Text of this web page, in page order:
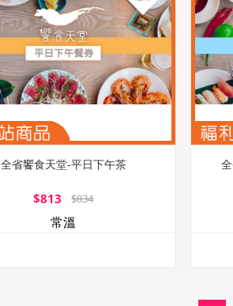
全省饗食天堂-平日下午茶
$813 $834
常溫